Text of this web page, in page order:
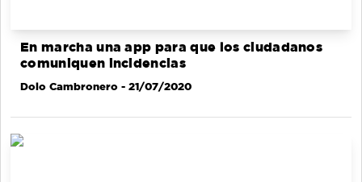
En marcha una app para que los ciudadanos
comuniquen incidencias
Dolo Cambronero - 21/07/2020